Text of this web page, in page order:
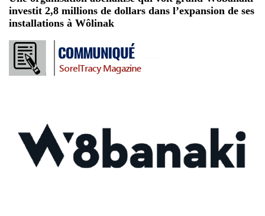
investit 2,8 millions de dollars dans l’expansion de ses
installations à Wôlinak